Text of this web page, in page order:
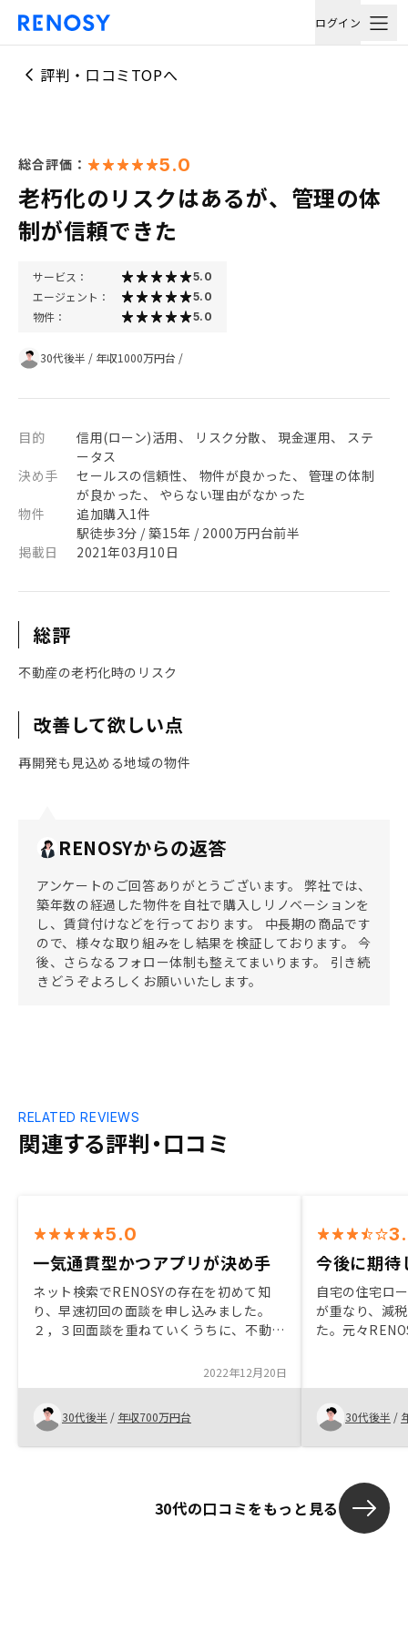
ログイン
評判・口コミTOPへ
総合評価： 5.0
老朽化のリスクはあるが、管理の体
制が信頼できた
サービス： 5.0
エージェント： 5.0
物件： 5.0
30代後半 / 年収1000万円台 /
目的
信用(ローン)活用、 リスク分散、 現金運用、 ステ
ータス
決め手
セールスの信頼性、 物件が良かった、 管理の体制
が良かった、 やらない理由がなかった
物件
追加購入1件
駅徒歩3分 / 築15年 / 2000万円台前半
掲載日
2021年03月10日
総評
不動産の老朽化時のリスク
改善して欲しい点
再開発も見込める地域の物件
RENOSYからの返答
アンケートのご回答ありがとうございます。 弊社では、
築年数の経過した物件を自社で購入しリノベーションを
し、賃貸付けなどを行っております。 中長期の商品です
ので、様々な取り組みをし結果を検証しております。 今
後、さらなるフォロー体制も整えてまいります。 引き続
きどうぞよろしくお願いいたします。
関連する評判・口コミ
RELATED REVIEWS
5.0
一気通貫型かつアプリが決め手
ネット検索でRENOSYの存在を初めて知
り、早速初回の面談を申し込みました。
２，３回面談を重ねていくうちに、不動産
際購入することにしました。営業担当の対
応もメリット／デメリットの説明があり良
かったと思います。長期投資としてレバレ
ッジ効かせれる点が一番のメリットだと思
うので知人にも紹介できればと思います。
2022年12月20日
30代後半 / 年収700万円台
今後に期待
自宅の住宅ロ
が重なり、減
た。元々
はスムーズに
物件があった
した。ローン
な情報もあり
の将来性を信
良い選択だっ
なると思いま
30代後半 /
30代の口コミをもっと見る